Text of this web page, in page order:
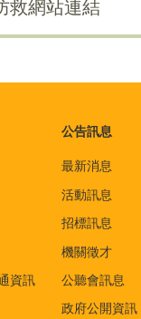
救網站連結
資訊
公告訊息
最新消息
活動訊息
招標訊息
機關徵才
公聽會訊息
政府公開資訊